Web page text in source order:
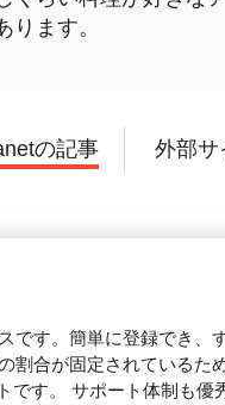
ます。
の記事 外部サ
です。簡単に登録でき、
割合が固定されているた
です。 サポート体制も